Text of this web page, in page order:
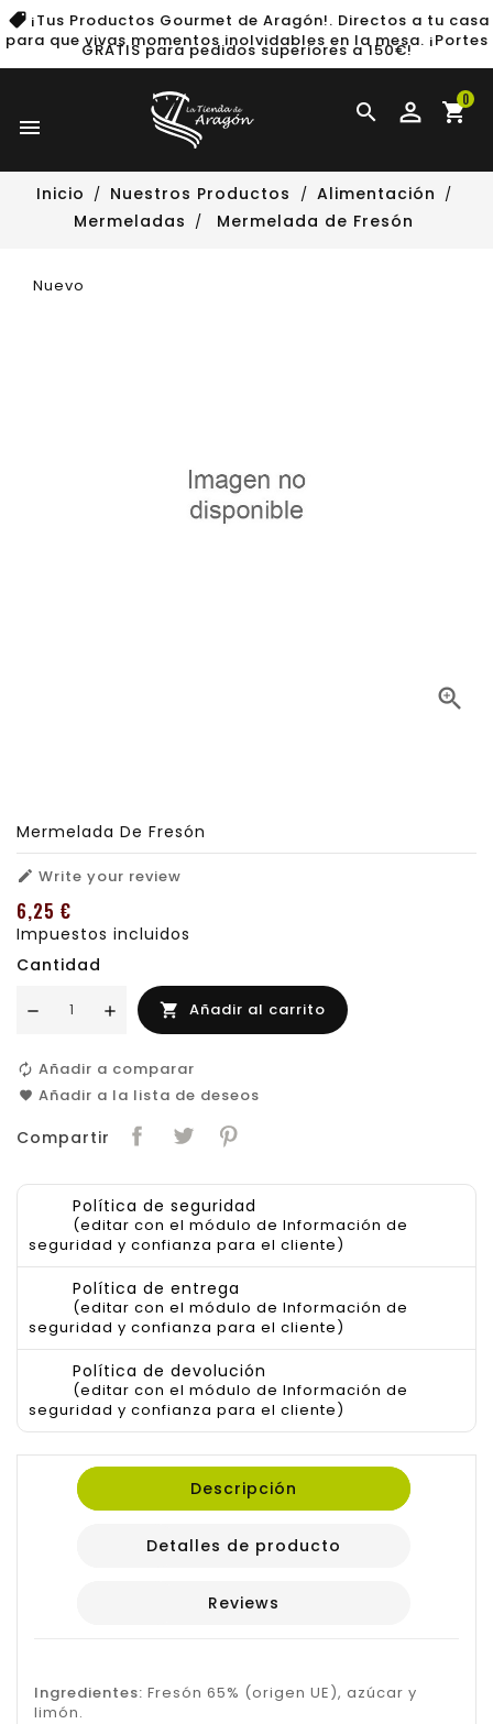
¡Tus Productos Gourmet de Aragón!. Directos a tu casa
para que vivas momentos inolvidables en la mesa. ¡Portes
GRATIS para pedidos superiores a 150€!

 shopping_cart0
Inicio Nuestros Productos
Alimentación
Mermeladas
Mermelada de Fresón
Nuevo

Mermelada De Fresón
 Write your review
6,25 €
Impuestos incluidos
Cantidad
 Añadir al carrito
Añadir a comparar
Añadir a la lista de deseos
Compartir
Política de seguridad
(editar con el módulo de Información de
seguridad y confianza para el cliente)
Política de entrega
(editar con el módulo de Información de
seguridad y confianza para el cliente)
Política de devolución
(editar con el módulo de Información de
seguridad y confianza para el cliente)
Descripción
Detalles de producto
Reviews
Ingredientes: Fresón 65% (origen UE), azúcar y
limón.